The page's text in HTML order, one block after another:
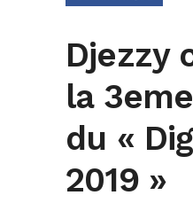
Djezzy
la
du «
2019 »